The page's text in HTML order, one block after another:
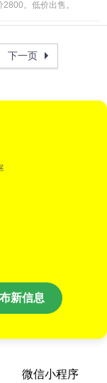
。低价出售。
下一页
新信息
微信小程序